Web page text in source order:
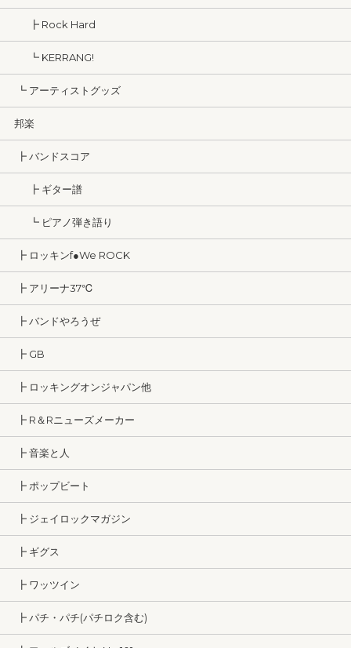
┣ Rock Hard
┗ KERRANG!
┗ アーティストグッズ
邦楽
┣ バンドスコア
┣ ギター譜
┗ ピアノ弾き語り
┣ ロッキンf●We ROCK
┣ アリーナ37℃
┣ バンドやろうぜ
┣ GB
┣ ロッキングオンジャパン他
┣ R＆Rニューズメーカー
┣ 音楽と人
┣ ポップビート
┣ ジェイロックマガジン
┣ ギグス
┣ ワッツイン
┣ パチ・パチ(パチロク含む)